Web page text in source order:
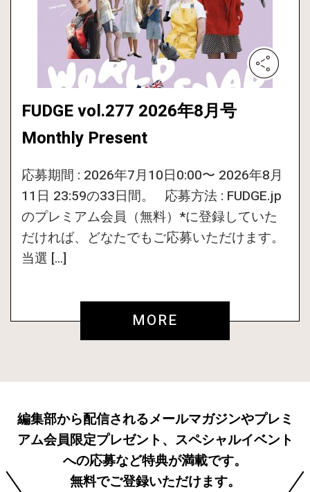
FUDGE vol.277 2026年8月号
Monthly Present
応募期間 : 2026年7月10日0:00〜 2026年8月
11日 23:59の33日間。 応募方法 : FUDGE.jp
のプレミアム会員（無料）*に登録していた
だければ、どなたでもご応募いただけます。
当選 […]
MORE
編集部から配信されるメールマガジンやプレミ
アム会員限定プレゼント、スペシャルイベント
への応募など特典が満載です。
無料でご登録いただけます。